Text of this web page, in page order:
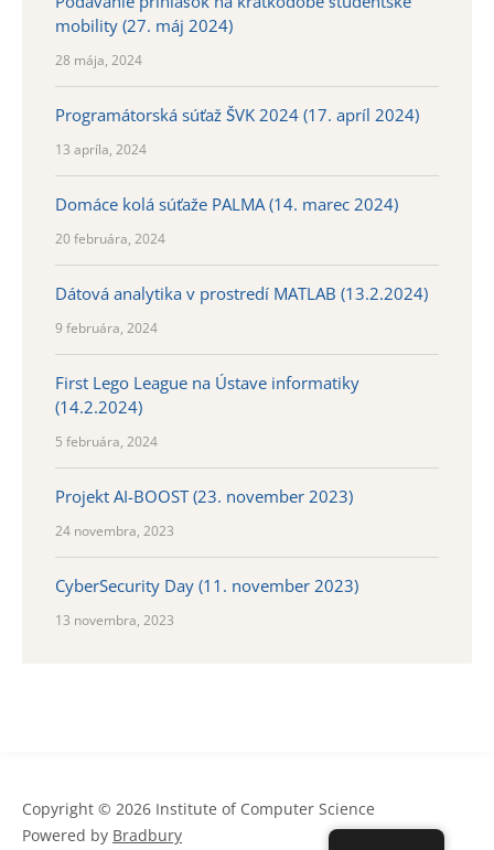
mobility (27. máj 2024)
28 mája, 2024
Programátorská súťaž ŠVK 2024 (17. apríl 2024)
13 apríla, 2024
Domáce kolá súťaže PALMA (14. marec 2024)
20 februára, 2024
Dátová analytika v prostredí MATLAB (13.2.2024)
9 februára, 2024
First Lego League na Ústave informatiky
(14.2.2024)
5 februára, 2024
Projekt AI-BOOST (23. november 2023)
24 novembra, 2023
CyberSecurity Day (11. november 2023)
13 novembra, 2023
Copyright © 2026 Institute of Computer Science
Powered by Bradbury